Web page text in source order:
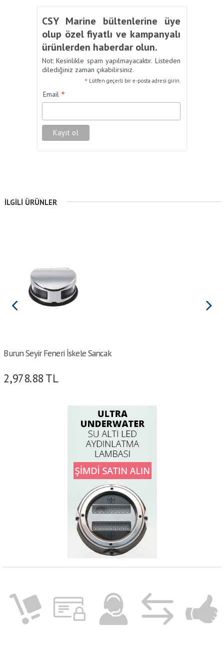
CSY Marine bültenlerine üye
olup özel fiyatlı ve kampanyalı
ürünlerden haberdar olun.
Not: Kesinlikle spam yapılmayacaktır. Listeden
dilediğiniz zaman çıkabilirsiniz.
* Lütfen geçerli bir e-posta adresi girin.
Email *
İLGILI ÜRÜNLER
Burun Seyir Feneri İskele Sancak
2,978.88 TL